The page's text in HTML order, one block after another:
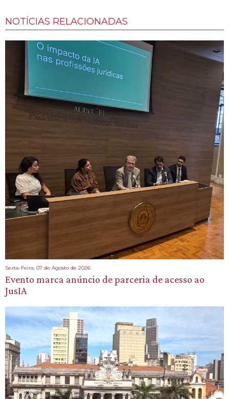
NOTÍCIAS RELACIONADAS
Sexta-Feira, 07 de Agosto de 2026
Evento marca anúncio de parceria de acesso ao
JusIA